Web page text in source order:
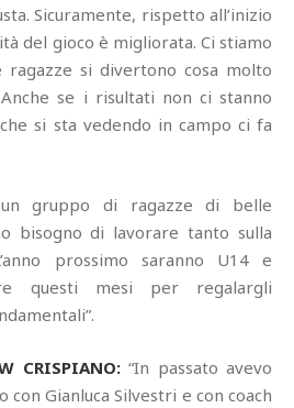
Sicuramente, rispetto all’inizio
del gioco è migliorata. Ci stiamo
si divertono cosa molto
se i risultati non ci stanno
si sta vedendo in campo ci fa
gruppo di ragazze di belle
bisogno di lavorare tanto sulla
prossimo saranno U14 e
questi mesi per regalargli
CRISPIANO:“In passato avevo
con Gianluca Silvestri e con coach